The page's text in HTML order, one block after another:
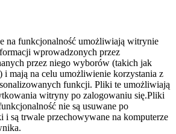
na funkcjonalność umożliwiają witrynie
wprowadzonych przez
przez niego wyborów (takich jak
i mają na celu umożliwienie korzystania z
funkcji. Pliki te umożliwiają
witryny po zalogowaniu się.Pliki
nie są usuwane po
i są trwale przechowywane na komputerze